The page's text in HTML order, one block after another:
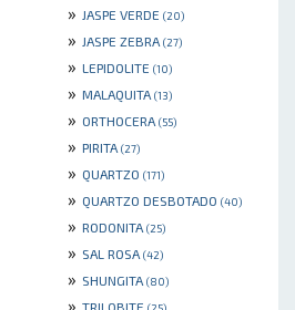
» JASPE VERDE (20)
» JASPE ZEBRA (27)
» LEPIDOLITE (10)
» MALAQUITA (13)
» ORTHOCERA (55)
» PIRITA (27)
» QUARTZO (171)
» QUARTZO DESBOTADO (40)
» RODONITA (25)
» SAL ROSA (42)
» SHUNGITA (80)
» TRILOBITE (25)